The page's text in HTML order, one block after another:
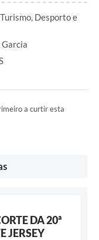
Desporto e
a curtir esta
DA 20ª
JERSEY